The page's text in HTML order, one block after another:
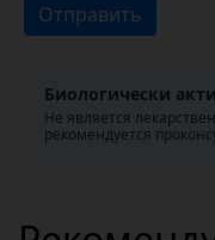
Отправить
Биологически
Не является
рекомендуется